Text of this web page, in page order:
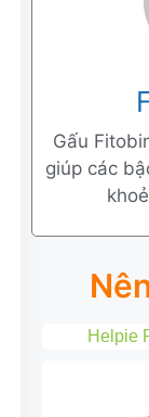
Gấu
giúp các
Helpie